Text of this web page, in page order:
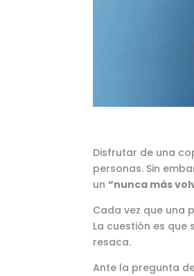
Disfrutar de una
personas. Sin
un“nunca más
Cada vez que una
La cuestión es
resaca.
Ante la pregunta